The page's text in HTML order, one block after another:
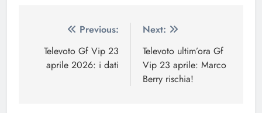
Navigazione
articoli
Previous:
Televoto Gf Vip 23
aprile 2026: i dati
Next:
Televoto ultim’ora Gf
Vip 23 aprile: Marco
Berry rischia!